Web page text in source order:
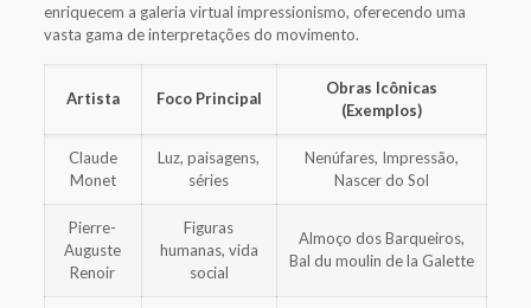
enriquecem a galeria virtual impressionismo, oferecendo uma
vasta gama de interpretações do movimento.
Artista Foco Principal
Obras Icônicas
(Exemplos)
Claude
Monet
Luz, paisagens,
séries
Nenúfares, Impressão,
Nascer do Sol
Pierre-
Auguste
Renoir
Figuras
humanas, vida
social
Almoço dos Barqueiros,
Bal du moulin de la Galette